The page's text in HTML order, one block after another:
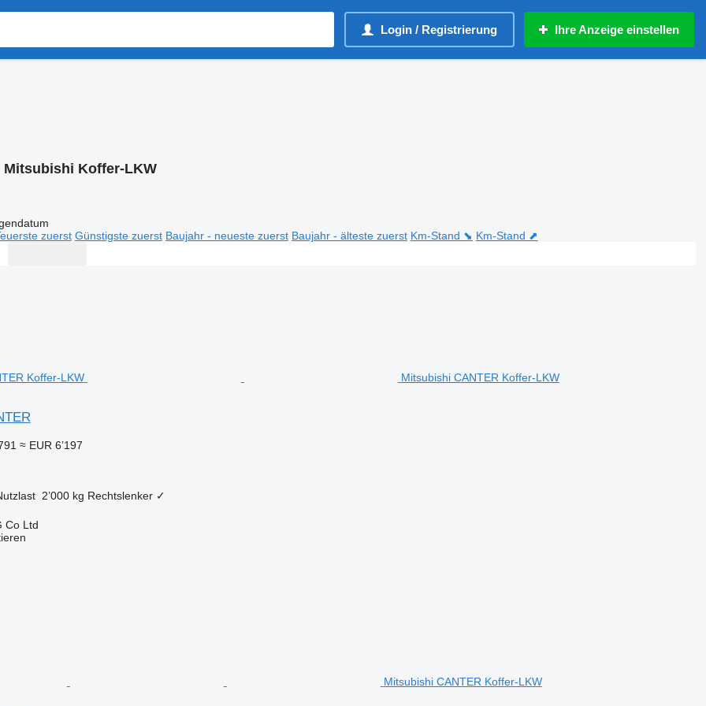
Login / Registrierung Ihre Anzeige einstellen
Mitsubishi Koffer-LKW
zuerst Günstigste zuerst Baujahr - neueste zuerst Baujahr - älteste zuerst Km-Stand ⬊ Km-Stand ⬈
Mitsubishi CANTER Koffer-LKW
≈ EUR 6’197
2’000 kg Rechtslenker ✓
Co Ltd
Mitsubishi CANTER Koffer-LKW